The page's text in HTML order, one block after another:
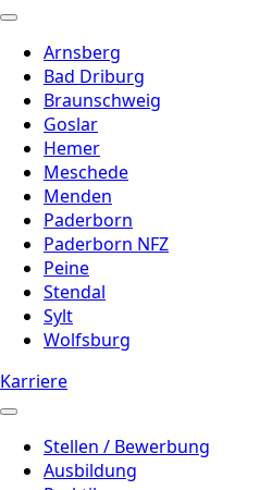
Arnsberg
Bad Driburg
Braunschweig
Goslar
Hemer
Meschede
Menden
Paderborn
Paderborn NFZ
Peine
Stendal
Sylt
Wolfsburg
Karriere
Stellen / Bewerbung
Ausbildung